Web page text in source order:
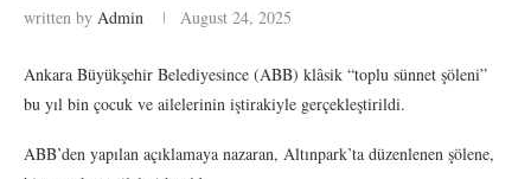
written by Admin August 24, 2025
Ankara Büyükşehir Belediyesince (ABB) klâsik “toplu sünnet şöleni”
bu yıl bin çocuk ve ailelerinin iştirakiyle gerçekleştirildi.
ABB’den yapılan açıklamaya nazaran, Altınpark’ta düzenlenen şölene,